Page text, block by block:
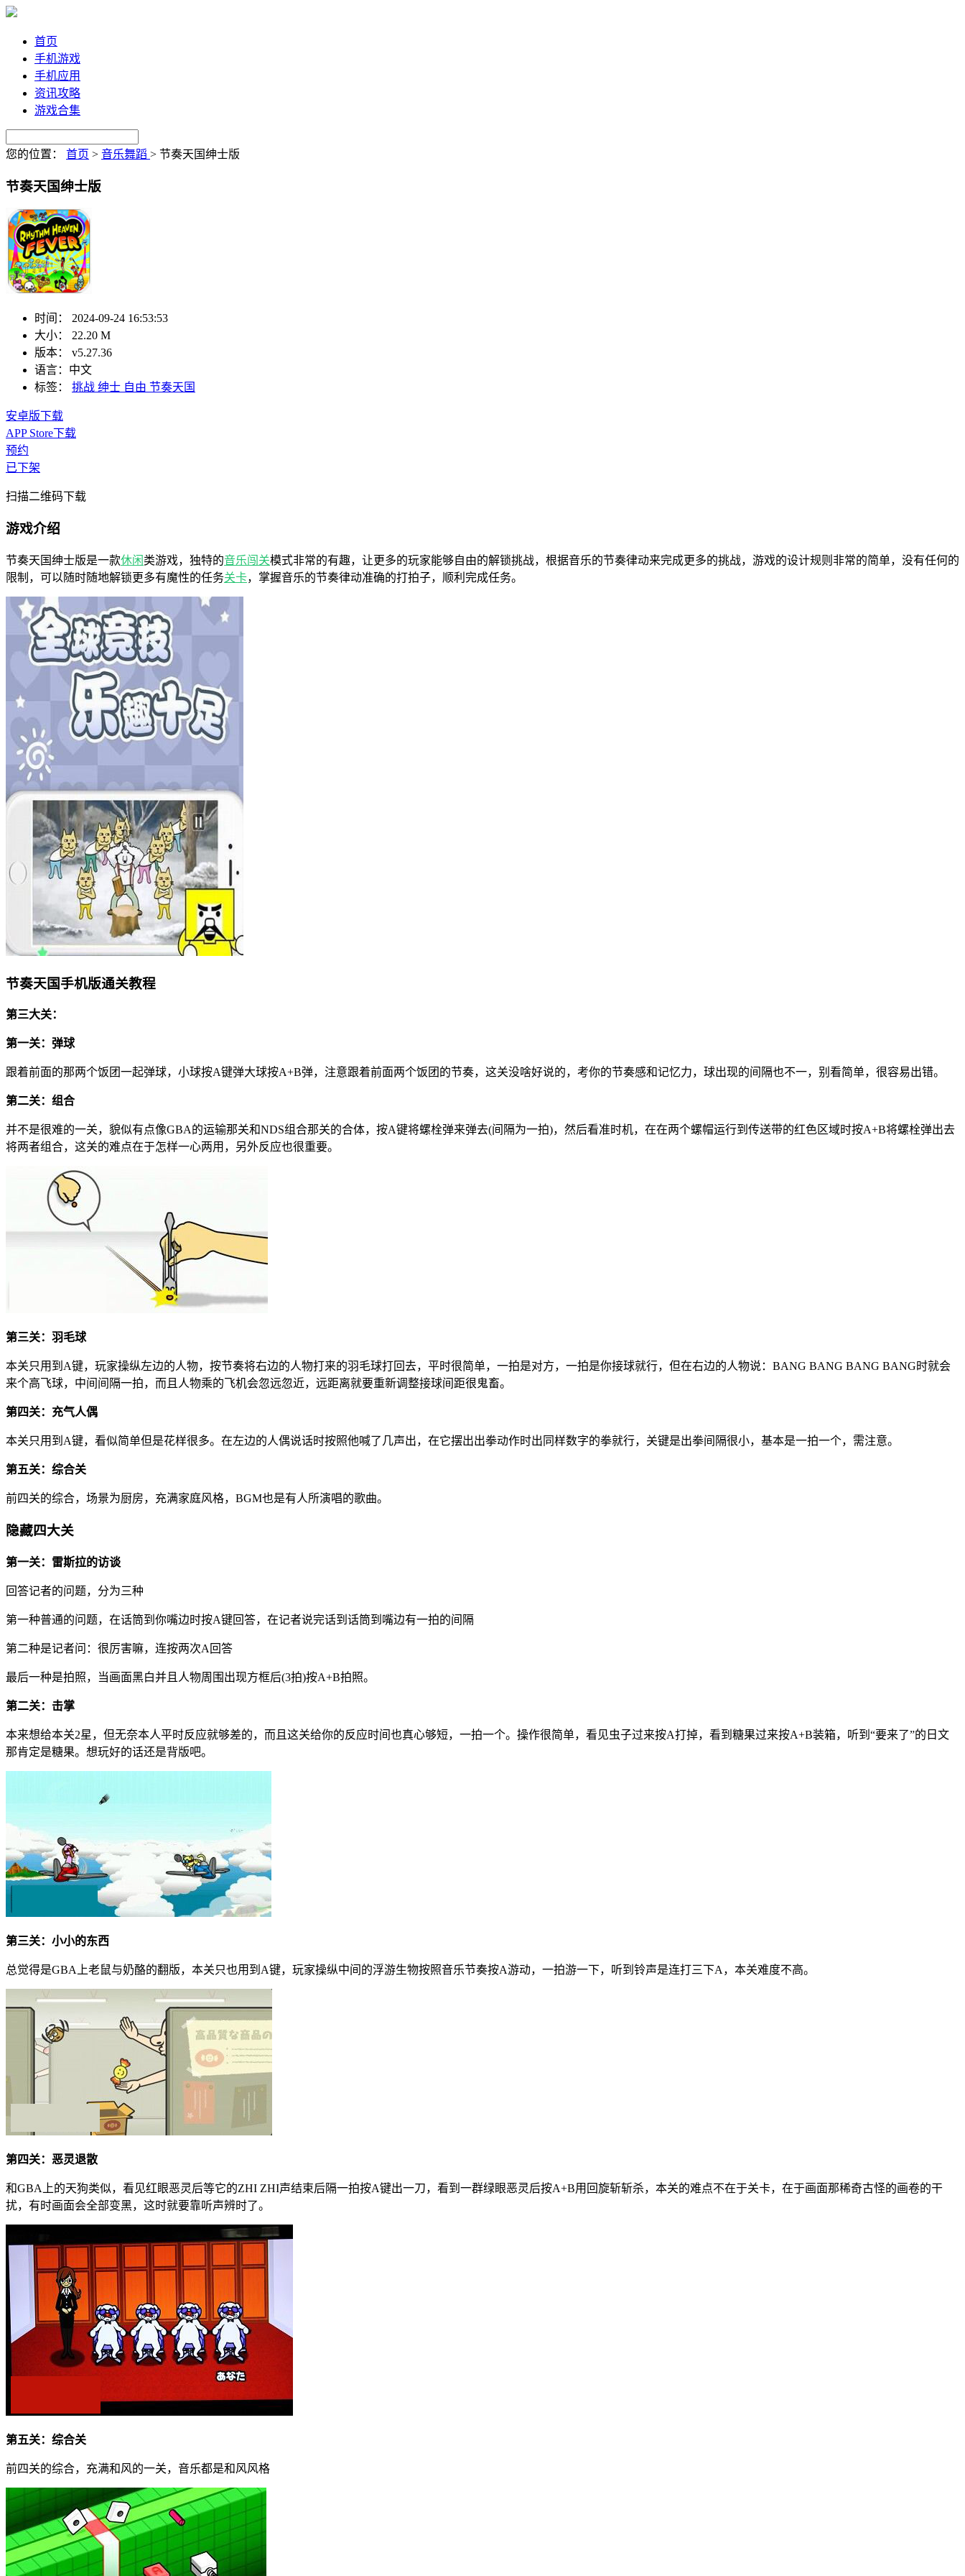
首页
手机游戏
手机应用
资讯攻略
游戏合集
您的位置： 首页 > 音乐舞蹈 > 节奏天国绅士版
节奏天国绅士版
时间：
2024-09-24 16:53:53
大小：
22.20 M
版本：
v5.27.36
语言： 中文
标签：
挑战 绅士 自由 节奏天国
安卓版下载
APP Store下载
预约
已下架
扫描二维码下载
游戏介绍
节奏天国绅士版是一款休闲 类游戏，独特的音乐闯关模式非常的有趣，让更多的玩家能够自由的解锁挑战，根据音乐的节奏律动来完成更多的挑战，游戏的设计规则非常的简单，没有任何的
限制，可以随时随地解锁更多有魔性的任务关卡，掌握音乐的节奏律动准确的打拍子，顺利完成任务。
节奏天国手机版通关教程
第三大关：
第一关：弹球
跟着前面的那两个饭团一起弹球，小球按A键弹大球按A+B弹，注意跟着前面两个饭团的节奏，这关没啥好说的，考你的节奏感和记忆力，球出现的间隔也不一，别看简单，很容易出错。
第二关：组合
并不是很难的一关，貌似有点像GBA的运输那关和NDS组合那关的合体，按A键将螺栓弹来弹去(间隔为一拍)，然后看准时机，在在两个螺帽运行到传送带的红色区域时按A+B将螺栓弹出去
将两者组合，这关的难点在于怎样一心两用，另外反应也很重要。
第三关：羽毛球
本关只用到A键，玩家操纵左边的人物，按节奏将右边的人物打来的羽毛球打回去，平时很简单，一拍是对方，一拍是你接球就行，但在右边的人物说：BANG BANG BANG BANG时就会
来个高飞球，中间间隔一拍，而且人物乘的飞机会忽远忽近，远距离就要重新调整接球间距很鬼畜。
第四关：充气人偶
本关只用到A键，看似简单但是花样很多。在左边的人偶说话时按照他喊了几声出，在它摆出出拳动作时出同样数字的拳就行，关键是出拳间隔很小，基本是一拍一个，需注意。
第五关：综合关
前四关的综合，场景为厨房，充满家庭风格，BGM也是有人所演唱的歌曲。
隐藏四大关
第一关：雷斯拉的访谈
回答记者的问题，分为三种
第一种普通的问题，在话筒到你嘴边时按A键回答，在记者说完话到话筒到嘴边有一拍的间隔
第二种是记者问：很厉害嘛，连按两次A回答
最后一种是拍照，当画面黑白并且人物周围出现方框后(3拍)按A+B拍照。
第二关：击掌
本来想给本关2星，但无奈本人平时反应就够差的，而且这关给你的反应时间也真心够短，一拍一个。操作很简单，看见虫子过来按A打掉，看到糖果过来按A+B装箱，听到“要来了”的日文
那肯定是糖果。想玩好的话还是背版吧。
第三关：小小的东西
总觉得是GBA上老鼠与奶酪的翻版，本关只也用到A键，玩家操纵中间的浮游生物按照音乐节奏按A游动，一拍游一下，听到铃声是连打三下A，本关难度不高。
第四关：恶灵退散
和GBA上的天狗类似，看见红眼恶灵后等它的ZHI ZHI声结束后隔一拍按A键出一刀，看到一群绿眼恶灵后按A+B用回旋斩斩杀，本关的难点不在于关卡，在于画面那稀奇古怪的画卷的干
扰，有时画面会全部变黑，这时就要靠听声辨时了。
第五关：综合关
前四关的综合，充满和风的一关，音乐都是和风风格